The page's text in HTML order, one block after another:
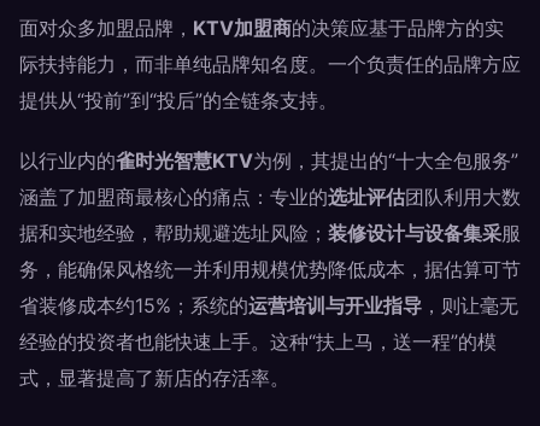
面对众多加盟品牌， KTV加盟商的决策应基于品牌方的实
际扶持能力，而非单纯品牌知名度。一个负责任的品牌方应
提供从“投前”到“投后”的全链条支持。
以行业内的雀时光智慧KTV为例，其提出的“十大全包服务”
涵盖了加盟商最核心的痛点：专业的选址评估团队利用大数
据和实地经验，帮助规避选址风险； 装修设计与设备集采服
务，能确保风格统一并利用规模优势降低成本，据估算可节
省装修成本约15%；系统的运营培训与开业指导 ，则让毫无
经验的投资者也能快速上手。这种“扶上马，送一程”的模
式，显著提高了新店的存活率。